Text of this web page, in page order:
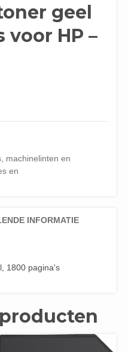
geel
voor HP –
machinelinten en
en
INFORMATIE
1800 pagina's